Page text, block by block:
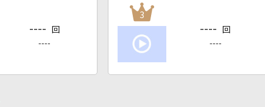
---- 回
----
3
---- 回
----